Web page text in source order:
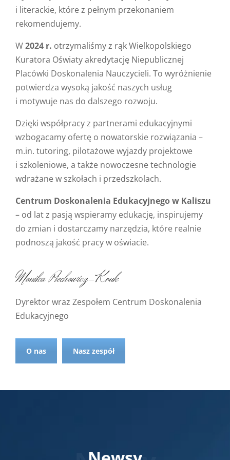
i literackie, które z pełnym przekonaniem
rekomendujemy.
W2024 r. otrzymaliśmy z rąk Wielkopolskiego
Kuratora Oświaty akredytację Niepublicznej
Placówki Doskonalenia Nauczycieli. To wyróżnienie
potwierdza wysoką jakość naszych usług
i motywuje nas do dalszego rozwoju.
Dzięki współpracy z partnerami edukacyjnymi
wzbogacamy ofertę o nowatorskie rozwiązania –
m.in. tutoring, pilotażowe wyjazdy projektowe
i szkoleniowe, a także nowoczesne technologie
wdrażane w szkołach i przedszkolach.
Centrum Doskonalenia Edukacyjnego w Kaliszu
– od lat z pasją wspieramy edukację, inspirujemy
do zmian i dostarczamy narzędzia, które realnie
podnoszą jakość pracy w oświacie.
Monika Piechowicz-Kruk
Dyrektor wraz Zespołem Centrum Doskonalenia
Edukacyjnego
O nas Nasz zespół